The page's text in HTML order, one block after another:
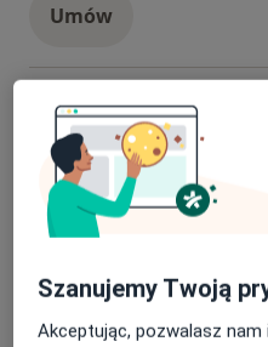
Umów
Badania kręgosłupa
180 zł
Szczegóły badania
Umów
Konsultacja
Szanujemy Twoją
Akceptując, pozwalasz